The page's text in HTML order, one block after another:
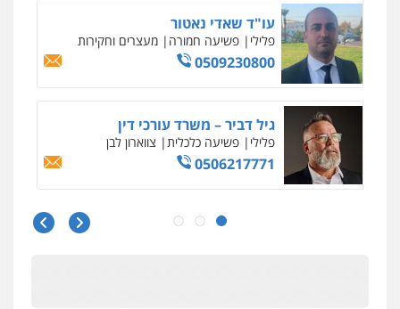
עו"ד שאדי נאטור
פלילי פשיעה חמורה מעצרים וחקירות
0509230800
גיל דביר – משרד עורכי דין
פלילי פשיעה כלכלית צווארון לבן
0506217771
סלימאן אבו שעירה – משרד עורכי דין